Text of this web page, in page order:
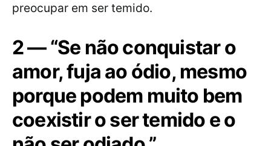
preocupar em ser temido.
2 — “Se não conquistar o
amor, fuja ao ódio, mesmo
porque podem muito bem
coexistir o ser temido e o